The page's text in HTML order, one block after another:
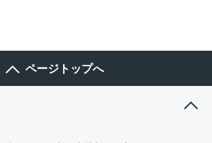
ページトップへ